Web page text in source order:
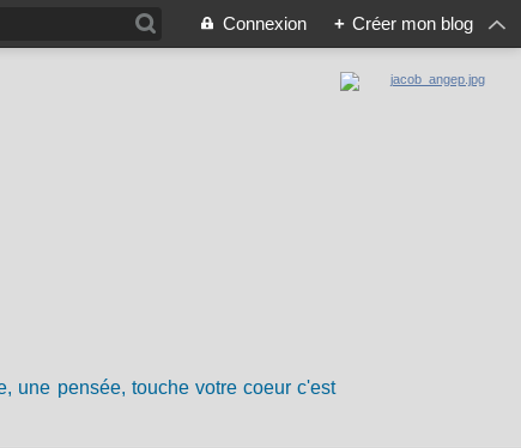
Connexion + Créer mon blog
une pensée, touche votre coeur c'est